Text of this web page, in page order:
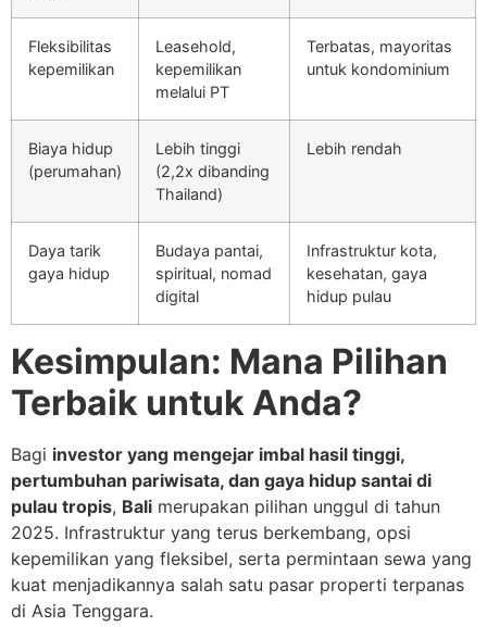
Fleksibilitas
kepemilikan
Leasehold,
kepemilikan
melalui PT
Terbatas, mayoritas
untuk kondominium
Biaya hidup
(perumahan)
Lebih tinggi
(2,2x dibanding
Thailand)
Lebih rendah
Daya tarik
gaya hidup
Budaya pantai,
spiritual, nomad
digital
Infrastruktur kota,
kesehatan, gaya
hidup pulau
Kesimpulan: Mana Pilihan
Terbaik untuk Anda?
Bagi investor yang mengejar imbal hasil tinggi,
pertumbuhan pariwisata, dan gaya hidup santai di
pulau tropis, Bali merupakan pilihan unggul di tahun
2025. Infrastruktur yang terus berkembang, opsi
kepemilikan yang fleksibel, serta permintaan sewa yang
kuat menjadikannya salah satu pasar properti terpanas
di Asia Tenggara.